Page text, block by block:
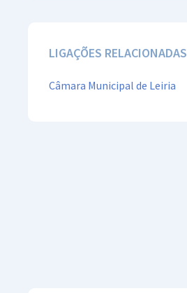
LIGAÇÕES RELACIONADAS
Câmara Municipal de Leiria